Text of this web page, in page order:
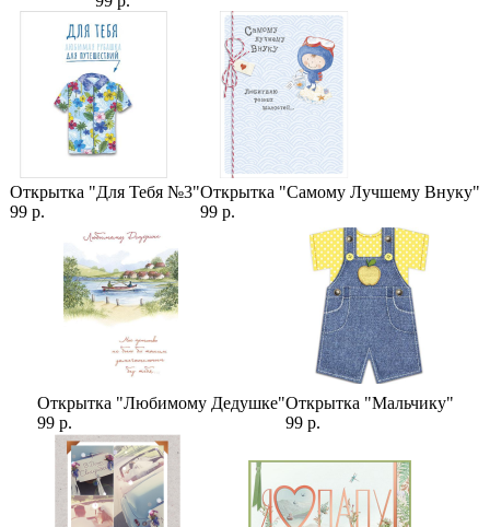
Розы,15 Роз Цвета роз,Малиновые розы
Роза Шангри Ла
Открытка "Для Тебя №3"
99 р.
Открытка "Самому Лучшему Внуку"
99 р.
Открытка "Любимому Дедушке"
99 р.
Открытка "Мальчику"
99 р.